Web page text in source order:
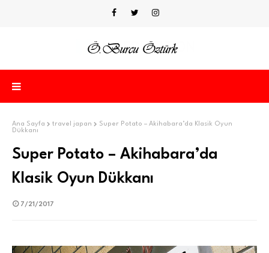
Ana Sayfa travel japan
Super Potato – Akihabara’da Klasik Oyun
Dükkanı
Super Potato – Akihabara’da
Klasik Oyun Dükkanı
7/21/2017